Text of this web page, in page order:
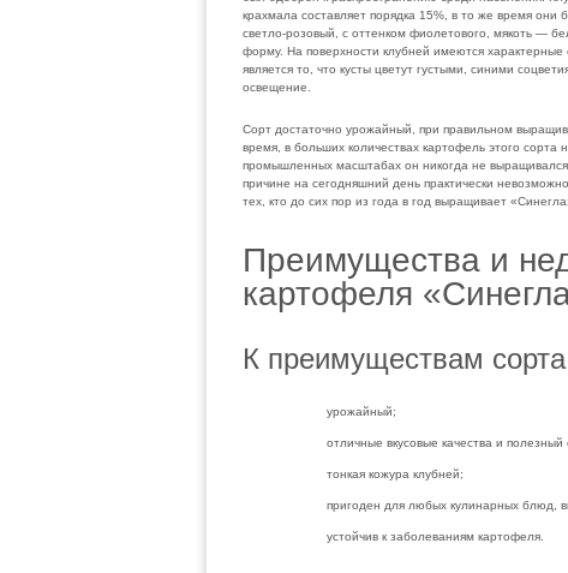
крахмала составляет порядка 15%, в то же время
светло-розовый, с оттенком фиолетового, мякоть —
форму. На поверхности клубней имеются
является то, что кусты цветут густыми, синими
освещение.
Сорт достаточно урожайный, при правильном
время, в больших количествах картофель этого сорта
промышленных масштабах он никогда не
причине на сегодняшний день практически
тех, кто до сих пор из года в год выращивает
Преимущества и
картофеля
К преимуществам сорта
урожайный;
отличные вкусовые качества и полезный
тонкая кожура клубней;
пригоден для любых кулинарных блюд,
устойчив к заболеваниям картофеля.